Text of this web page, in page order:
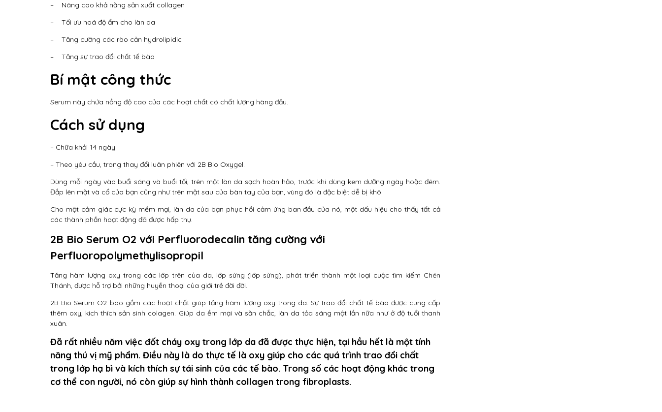
– Nâng cao khả năng sản xuất collagen
– Tối ưu hoá độ ẩm cho làn da
– Tăng cường các rào cản hydrolipidic
– Tăng sự trao đổi chất tế bào
Bí mật công thức
Serum này chứa nồng độ cao của các hoạt chất có chất lượng hàng đầu.
Cách sử dụng
– Chữa khỏi 14 ngày
– Theo yêu cầu, trong thay đổi luân phiên với 2B Bio Oxygel.
Dùng mỗi ngày vào buổi sáng và buổi tối, trên một làn da sạch hoàn hảo, trước khi dùng kem dưỡng ngày hoặc đêm.
Đắp lên mặt và cổ của bạn cũng như trên mặt sau của bàn tay của bạn, vùng đó là đặc biệt dễ bị khô.
Cho một cảm giác cực kỳ mềm mại, làn da của bạn phục hồi cảm ứng ban đầu của nó, một dấu hiệu cho thấy tất cả
các thành phần hoạt động đã được hấp thụ.
2B Bio Serum O2 với Perfluorodecalin tăng cường với
Perfluoropolymethylisopropil
Tăng hàm lượng oxy trong các lớp trên của da, lớp sừng (lớp sừng), phát triển thành một loại cuộc tìm kiếm Chén
Thánh, được hỗ trợ bởi những huyền thoại của giới trẻ đời đời.
2B Bio Serum O2 bao gồm các hoạt chất giúp tăng hàm lượng oxy trong da. Sự trao đổi chất tế bào được cung cấp
thêm oxy, kích thích sản sinh colagen. Giúp da ềm mại và săn chắc, làn da tỏa sáng một lần nữa như ở độ tuổi thanh
xuân.
Đã rất nhiều năm việc đốt cháy oxy trong lớp da đã được thực hiện, tại hầu hết là một tính
năng thú vị mỹ phẩm. Điều này là do thực tế là oxy giúp cho các quá trình trao đổi chất
trong lớp hạ bì và kích thích sự tái sinh của các tế bào. Trong số các hoạt động khác trong
cơ thể con người, nó còn giúp sự hình thành collagen trong fibroplasts.